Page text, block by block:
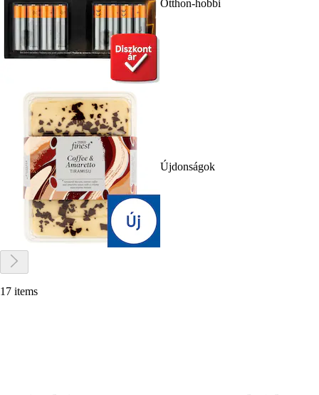
Otthon-hobbi
Újdonságok
17 items